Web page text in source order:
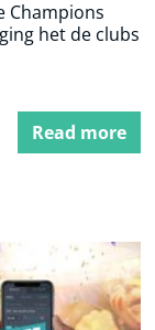
Champions
het de clubs
Read more